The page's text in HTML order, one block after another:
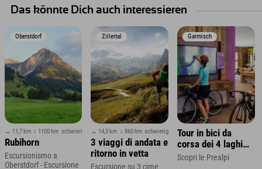
Das könnte Dich auch interessieren
Oberstdorf
↔ 11,7 km ↕ 1100 hm schwierig
Rubihorn
Escursionismo a
Oberstdorf - Escursione
Zillertal
↔ 14,3 km ↕ 860 hm schwierig
3 viaggi di andata e
ritorno in vetta
Escursione su 3 cime
Garmisch
Tour in bici da
corsa dei 4 laghi
nella regione dello
Scopri le Prealpi